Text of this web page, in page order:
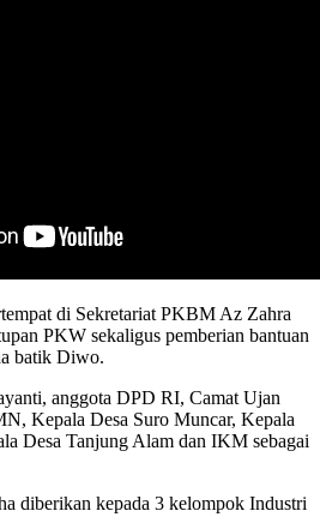
di Sekretariat PKBM Az Zahra
PKW sekaligus pemberian bantuan
batik Diwo.
anggota DPD RI, Camat Ujan
Kepala Desa Suro Muncar, Kepala
Desa Tanjung Alam dan IKM sebagai
diberikan kepada 3 kelompok Industri